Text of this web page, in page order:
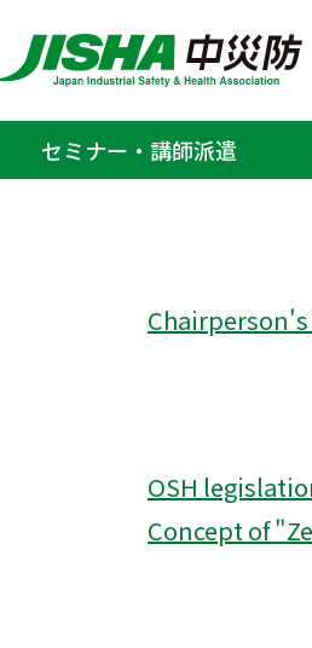
セミナー・講師派遣
Japan
ホーム > Japan
Chairperson's
OSH
Concept of